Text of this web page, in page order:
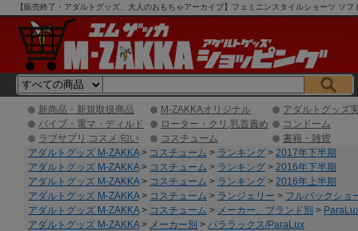
【販売終了・アダルトグッズ、大人のおもちゃアーカイブ】フェミニンスタイルショーツ
ング】
新商品・新規取扱商品 M-ZAKKAオリジナル
アダルトグッズ
バイブ・電マ・ディルド
ローター・クリ,乳首責め
コンドーム
ラブサプリ,コスメ,匂い
コスチューム
書籍・雑貨
アダルトグッズ M-ZAKKA> コスチューム > ランキング > 2017年下半期
アダルトグッズ M-ZAKKA> コスチューム > ランキング > 2016年下半期
アダルトグッズ M-ZAKKA> コスチューム > ランキング > 2016年上半期
アダルトグッズ M-ZAKKA> コスチューム > ランジェリー > フルバックショ
アダルトグッズ M-ZAKKA> コスチューム > メーカー、ブランド別 >
アダルトグッズ M-ZAKKA> メーカー別 > パララックス/ParaLux